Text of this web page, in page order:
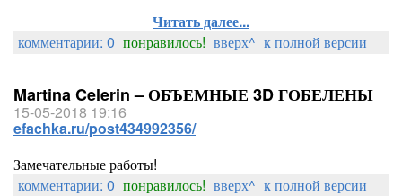
Читать далее...
комментарии: 0 понравилось! вверх^ к полной версии
Martina Celerin – ОБЪЕМНЫЕ 3D ГОБЕЛЕНЫ
15-05-2018 19:16
efachka.ru/post434992356/
Замечательные работы!
комментарии: 0 понравилось! вверх^ к полной версии